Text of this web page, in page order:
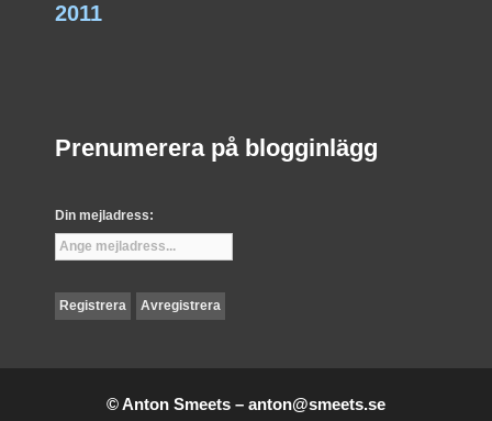
2011
Prenumerera på blogginlägg
Din mejladress:
© Anton Smeets – anton@smeets.se